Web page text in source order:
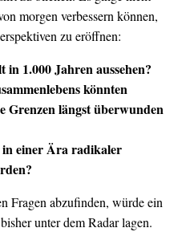
morgen verbessern können,
zu eröffnen:
in 1.000 Jahren aussehen?
könnten
Grenzen längst überwunden
einer Ära radikaler
Fragen abzufinden, würde ein
unter dem Radar lagen.